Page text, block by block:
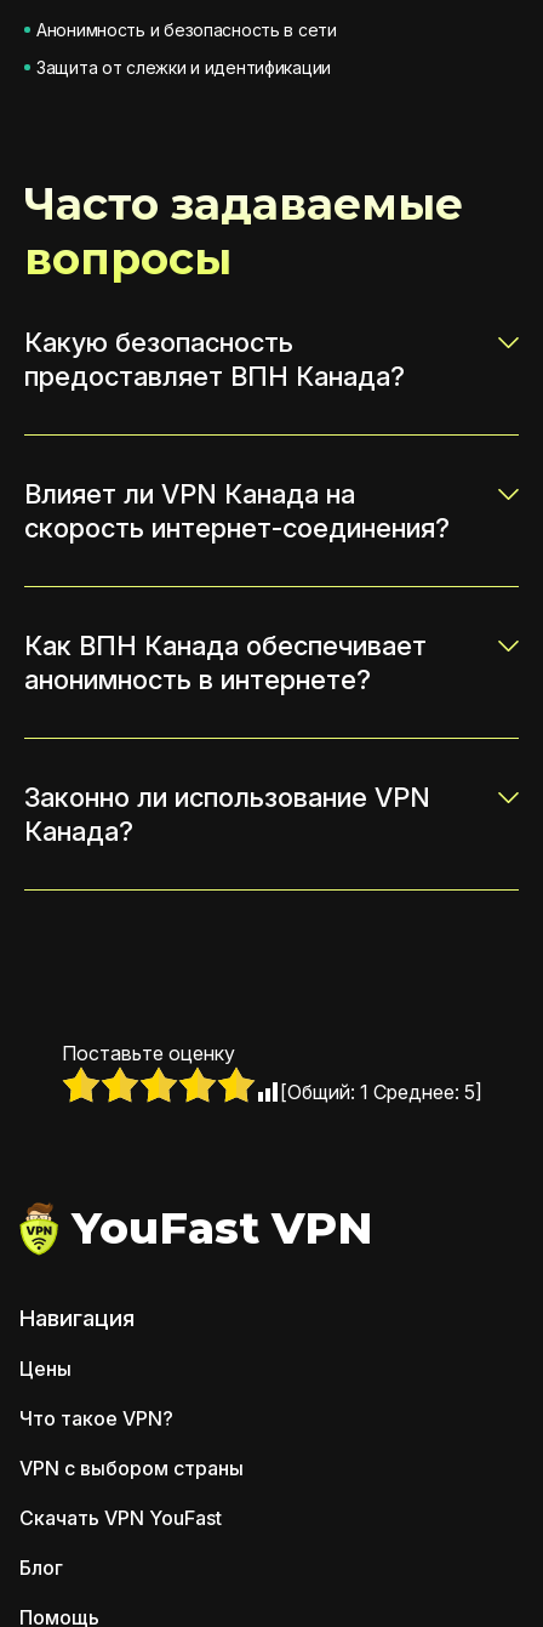
Анонимность и безопасность в сети
Защита от слежки и идентификации
Часто задаваемые
вопросы
Какую безопасность
предоставляет ВПН Канада?
Влияет ли VPN Канада на
скорость интернет-соединения?
Как ВПН Канада обеспечивает
анонимность в интернете?
Законно ли использование VPN
Канада?
Поставьте оценку
[Общий: 1 Среднее: 5]
YouFast VPN
Навигация
Цены
Что такое VPN?
VPN с выбором страны
Скачать VPN YouFast
Блог
Помощь